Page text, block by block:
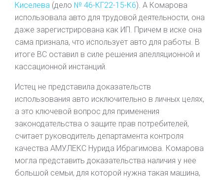
Киселева (дело № 46-КГ22-15-К6). А Комарова
использовала авто для трудовой деятельности, она
даже зарегистрирована как ИП. Причем в иске она
сама признала, что использует авто для работы. В
итоге ВС оставил в силе решения апелляционной и
кассационной инстанций.
Истец не представила доказательств
использования авто исключительно в личных целях,
а это ключевой вопрос для применения
законодательства о защите прав потребителей,
считает руководитель департамента контроля
качества АМУЛЕКС Нурида Ибрагимова. Комарова
могла представить доказательства наличия у нее
большой семьи, для которой нужна такая машина,